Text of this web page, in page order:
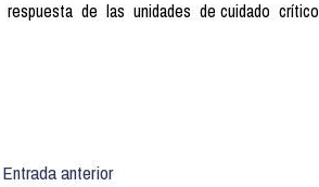
respuesta de las unidades de cuidado
Entrada anterior